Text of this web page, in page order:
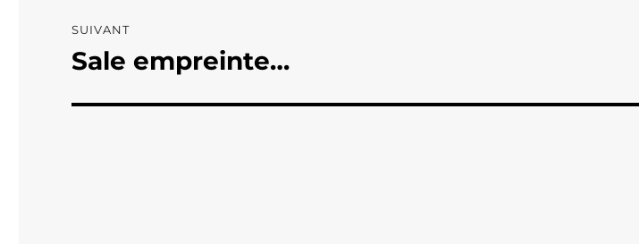
SUIVANT
Publication
Sale empreinte…